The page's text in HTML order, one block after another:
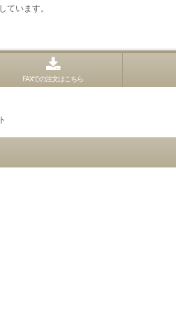
います。
FAXでの注文はこちら